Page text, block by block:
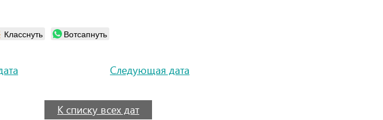
Класснуть Вотсапнуть
Следующая дата
К списку всех дат